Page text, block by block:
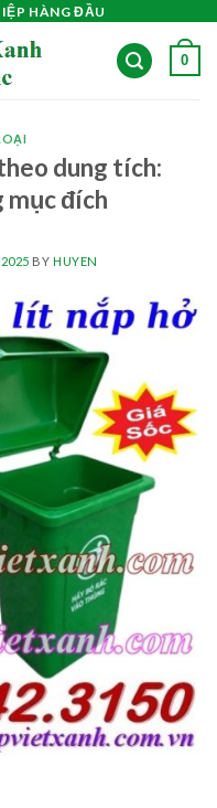
HÀNG ĐẦU
0
dung tích:
mục đích
BY HUYEN